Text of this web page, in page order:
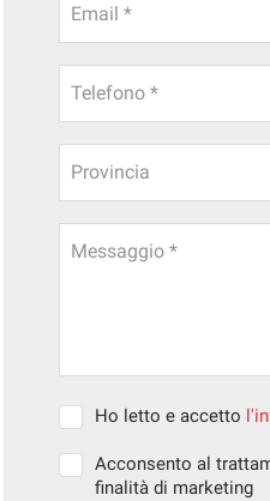
Email *
Telefono *
Provincia
Messaggio *
Ho letto e accetto
Acconsento al
finalità di marketing